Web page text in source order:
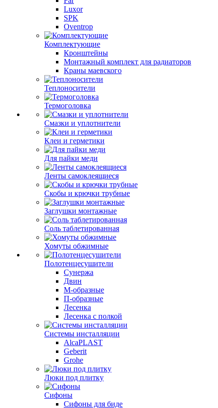
Luxor
SPK
Oventrop
Комплектующие
Кронштейны
Монтажный комплект для радиаторов
Краны маевского
Теплоносители
Термоголовка
Смазки и уплотнители
Клеи и герметики
Для пайки меди
Ленты самоклеящиеся
Скобы и крючки трубные
Заглушки монтажные
Соль таблетированная
Хомуты обжимные
Полотенцесушители
Сунержа
Двин
М-образные
П-образные
Лесенка
Лесенка с полкой
Системы инсталляции
AlcaPLAST
Geberit
Grohe
Люки под плитку
Сифоны
Сифoны для биде